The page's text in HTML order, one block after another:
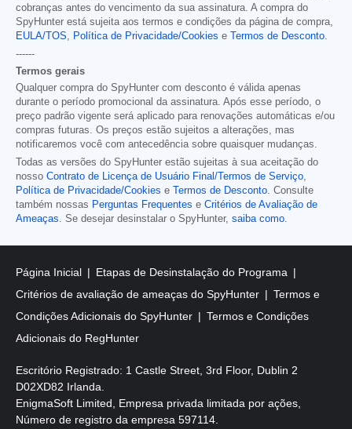
cobranças antes do vencimento da sua assinatura. A compra do
SpyHunter está sujeita aos termos e condições da página de compra,
EULA/TOS, Política de Privacidade/Cookies e Termos de Desconto.
------
Termos gerais
Qualquer compra do SpyHunter com desconto é válida apenas
durante o período promocional da assinatura. Após esse período, o
preço padrão vigente será aplicado para renovações automáticas e/ou
compras futuras. Os preços estão sujeitos a alterações, mas
notificaremos você com antecedência sobre quaisquer mudanças.
Todas as versões do SpyHunter estão sujeitas à sua aceitação do
nosso Contrato de Licença de Usuário Final/Termos de Serviço,
Política de Privacidade/Cookies e Termos de Desconto. Consulte
também nossas Perguntas Frequentes e Critérios de Avaliação de
Ameaças. Se desejar desinstalar o SpyHunter, saiba como.
Página Inicial
Etapas de Desinstalação do Programa
Critérios de avaliação de ameaças do SpyHunter
Termos e
Condições Adicionais do SpyHunter
Termos e Condições
Adicionais do RegHunter
Escritório Registrado: 1 Castle Street, 3rd Floor, Dublin 2
D02XD82 Irlanda.
EnigmaSoft Limited, Empresa privada limitada por ações,
Número de registro da empresa 597114.